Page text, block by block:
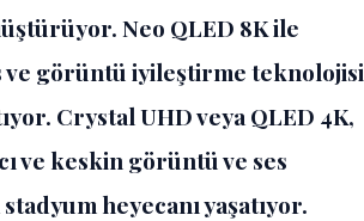
Neo QLED 8K ile
ve görüntü iyileştirme teknolojisi
Crystal UHD veya QLED 4K,
ve keskin görüntü ve ses
heyecanı yaşatıyor.